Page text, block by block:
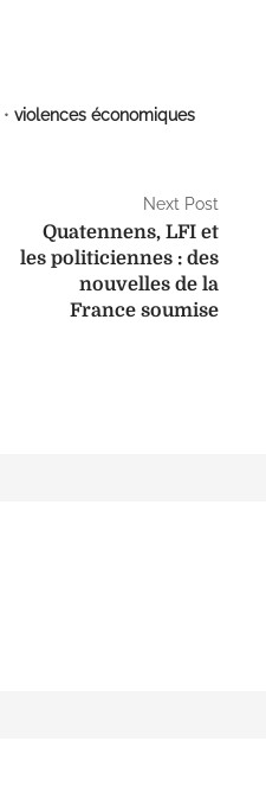
er
• violences économiques
Next Post
Quatennens, LFI et
les politiciennes : des
nouvelles de la
France soumise